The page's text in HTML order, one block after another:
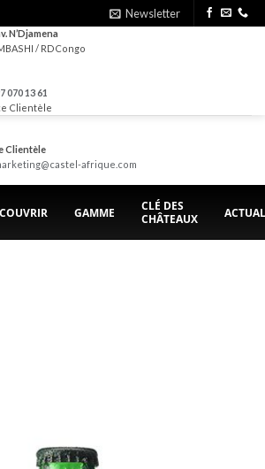
Newsletter
N’Djamena
/ RDCongo
070 13 61
Clientèle
Clientèle
afrique.com
GAMME
CLÉ DES
CHÂTEAUX